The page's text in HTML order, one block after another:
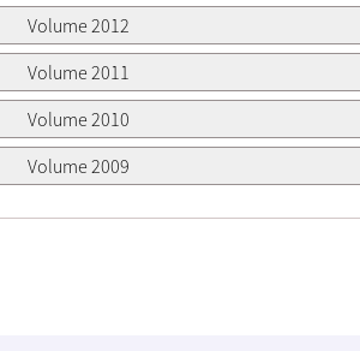
Volume 2012
Volume 2011
Volume 2010
Volume 2009